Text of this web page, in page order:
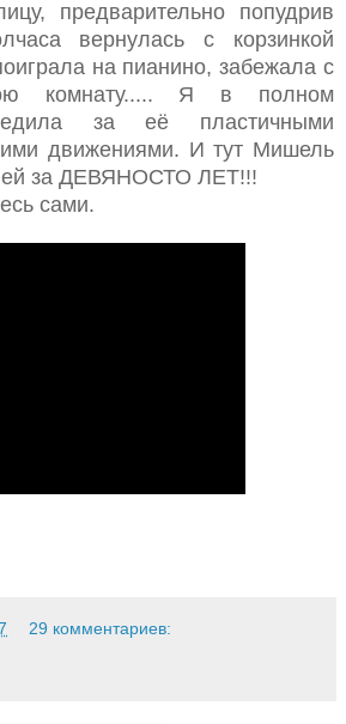
предварительно попудрив
вернулась с корзинкой
на пианино, забежала с
комнату..... Я в полном
за её пластичными
движениями. И тут Мишель
ей за ДЕВЯНОСТО ЛЕТ!!!
сами.
29 комментариев: